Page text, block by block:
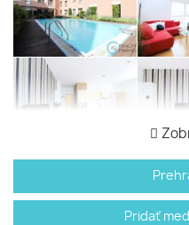
Pridať